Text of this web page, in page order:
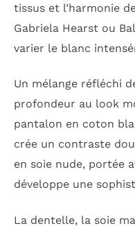
tissus et l’harmonie
Gabriela Hearst ou
varier le blanc
Un mélange réfléchi
profondeur au look
pantalon en coton
crée un contraste
en soie nude, portée
développe une
La dentelle, la soie